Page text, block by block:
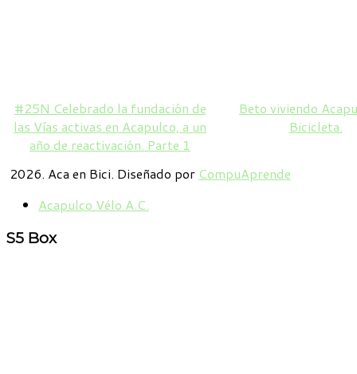
#25N Celebrado la fundación de
las Vías activas en Acapulco, a un
año de reactivación. Parte 1
Beto viviendo
Bicicleta.
2026. Aca en Bici. Diseñado por CompuAprende
Acapulco Vélo A.C.
S5 Box